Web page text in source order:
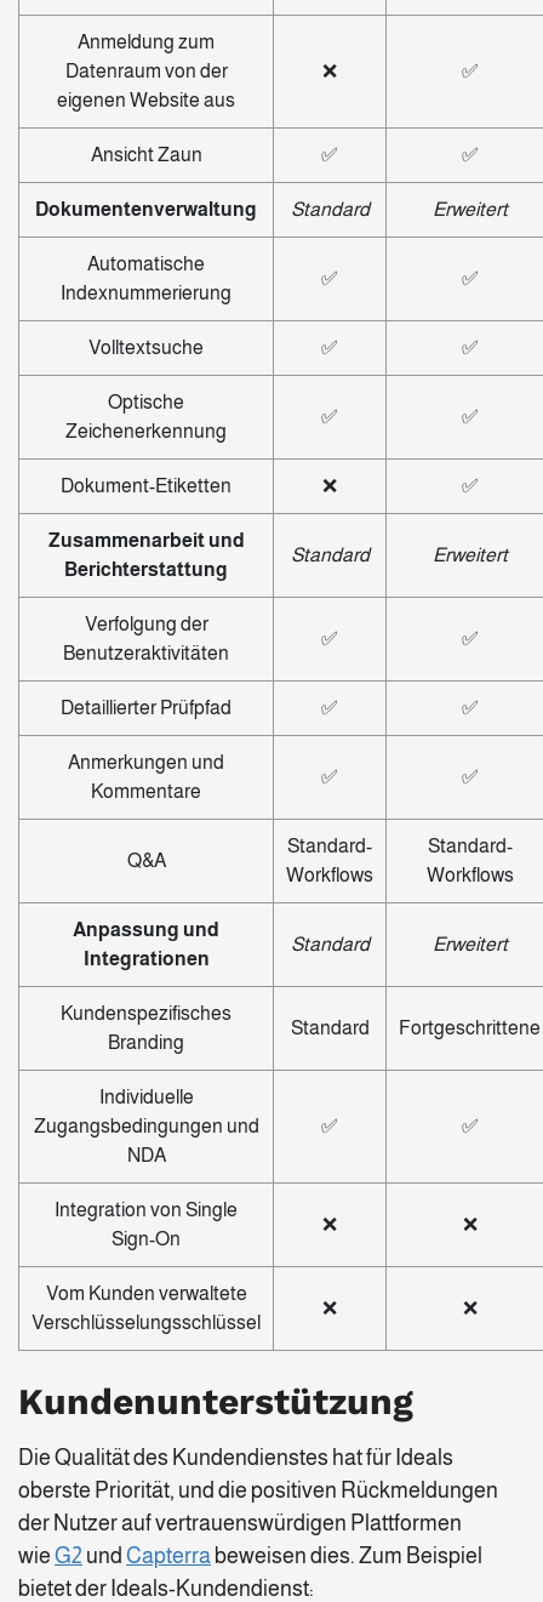
Anmeldung zum
Datenraum von der
eigenen Website aus
❌ ✅
Ansicht Zaun ✅ ✅
Dokumentenverwaltung Standard Erweitert
Automatische
Indexnummerierung
✅ ✅
Volltextsuche ✅ ✅
Optische
Zeichenerkennung
✅ ✅
Dokument-Etiketten ❌ ✅
Zusammenarbeit und
Berichterstattung
Standard Erweitert
Verfolgung der
Benutzeraktivitäten
✅ ✅
Detaillierter Prüfpfad ✅ ✅
Anmerkungen und
Kommentare
✅ ✅
Q&A
Standard-
Workflows
Standard-
Workflows
Anpassung und
Integrationen
Standard Erweitert
Kundenspezifisches
Branding
Standard Fortgeschrittene
Individuelle
Zugangsbedingungen und
NDA
✅ ✅
Integration von Single
Sign-On
❌ ❌
Vom Kunden verwaltete
Verschlüsselungsschlüssel
❌ ❌
Kundenunterstützung
Die Qualität des Kundendienstes hat für Ideals
oberste Priorität, und die positiven Rückmeldungen
der Nutzer auf vertrauenswürdigen Plattformen
wie G2 und Capterra beweisen dies. Zum Beispiel
bietet der Ideals-Kundendienst: